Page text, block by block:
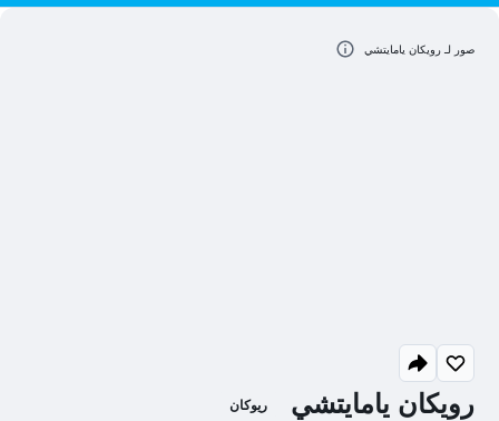
رويكان يامايتشي ريوكان
صور لـ رويكان يامايتشي